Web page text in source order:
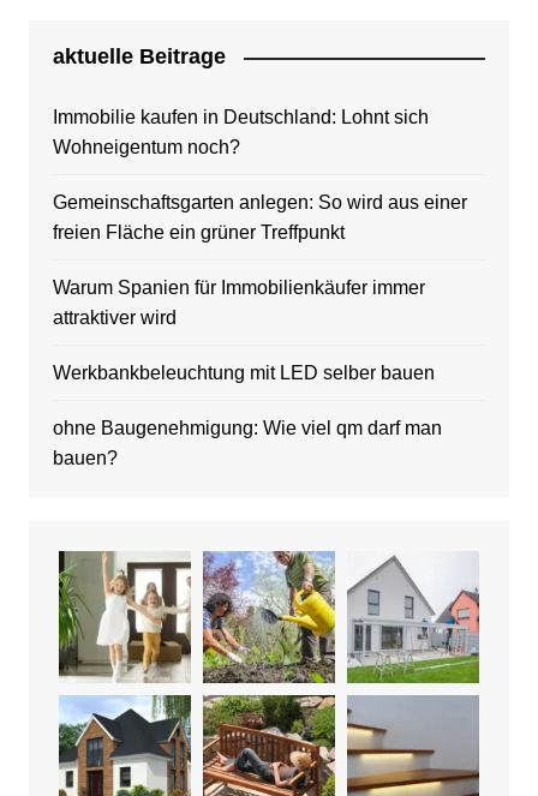
aktuelle Beitrage
Immobilie kaufen in Deutschland: Lohnt sich
Wohneigentum noch?
Gemeinschaftsgarten anlegen: So wird aus einer
freien Fläche ein grüner Treffpunkt
Warum Spanien für Immobilienkäufer immer
attraktiver wird
Werkbankbeleuchtung mit LED selber bauen
ohne Baugenehmigung: Wie viel qm darf man
bauen?